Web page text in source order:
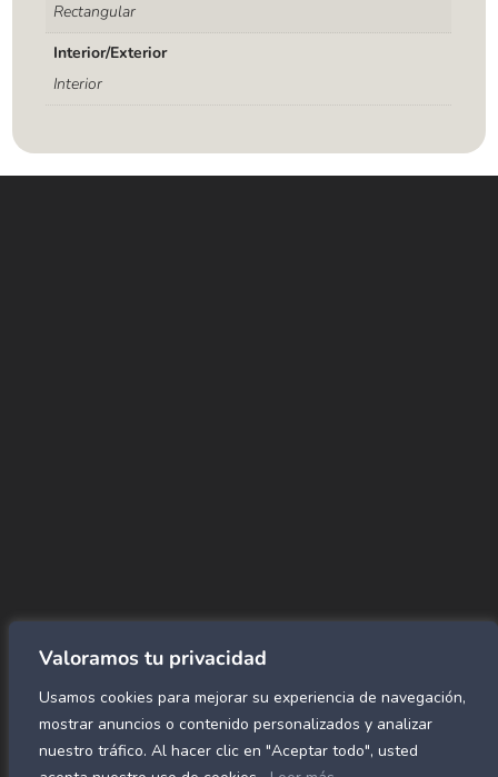
Valoramos tu privacidad
Usamos cookies para mejorar su experiencia de navegación,
mostrar anuncios o contenido personalizados y analizar
nuestro tráfico. Al hacer clic en "Aceptar todo", usted
Rectangular
Interior/Exterior
Interior
Revestimientos para pared
Alfombras Residenciales
Paneles decorativos para pared
Mármol Flex
Caucho para gimnasio